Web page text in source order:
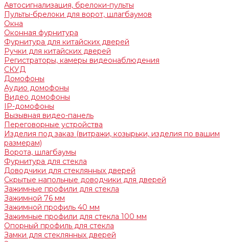
Автосигнализация, брелоки-пульты
Пульты-брелоки для ворот, шлагбаумов
Окна
Оконная фурнитура
Фурнитура для китайских дверей
Ручки для китайских дверей
Регистраторы, камеры видеонаблюдения
СКУД
Домофоны
Аудио домофоны
Видео домофоны
IP-домофоны
Вызывная видео-панель
Переговорные устройства
Изделия под заказ (витражи, козырьки, изделия по вашим
размерам)
Ворота, шлагбаумы
Фурнитура для стекла
Доводчики для стеклянных дверей
Скрытые напольные доводчики для дверей
Зажимные профили для стекла
Зажимной 76 мм
Зажимной профиль 40 мм
Зажимные профили для стекла 100 мм
Опорный профиль для стекла
Замки для стеклянных дверей